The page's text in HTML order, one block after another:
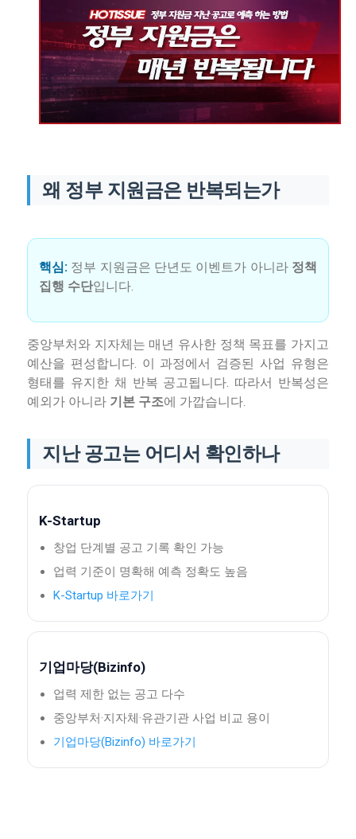
왜 정부 지원금은 반복되는가
핵심: 정부 지원금은 단년도 이벤트가 아니라 정책
집행 수단입니다.
중앙부처와 지자체는 매년 유사한 정책 목표를 가지고
예산을 편성합니다. 이 과정에서 검증된 사업 유형은
형태를 유지한 채 반복 공고됩니다. 따라서 반복성은
예외가 아니라 기본 구조에 가깝습니다.
지난 공고는 어디서 확인하나
K-Startup
창업 단계별 공고 기록 확인 가능
업력 기준이 명확해 예측 정확도 높음
K-Startup 바로가기
기업마당(Bizinfo)
업력 제한 없는 공고 다수
중앙부처·지자체·유관기관 사업 비교 용이
기업마당(Bizinfo) 바로가기